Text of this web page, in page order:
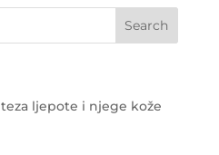
ljepote i njege kože